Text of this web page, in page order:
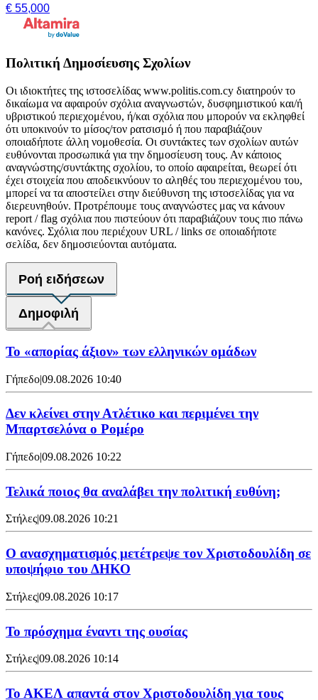
€ 55,000
Πολιτική Δημοσίευσης Σχολίων
Οι ιδιοκτήτες της ιστοσελίδας www.politis.com.cy διατηρούν το
δικαίωμα να αφαιρούν σχόλια αναγνωστών, δυσφημιστικού και/ή
υβριστικού περιεχομένου, ή/και σχόλια που μπορούν να εκληφθεί
ότι υποκινούν το μίσος/τον ρατσισμό ή που παραβιάζουν
οποιαδήποτε άλλη νομοθεσία. Οι συντάκτες των σχολίων αυτών
ευθύνονται προσωπικά για την δημοσίευση τους. Αν κάποιος
αναγνώστης/συντάκτης σχολίου, το οποίο αφαιρείται, θεωρεί ότι
έχει στοιχεία που αποδεικνύουν το αληθές του περιεχομένου του,
μπορεί να τα αποστείλει στην διεύθυνση της ιστοσελίδας για να
διερευνηθούν. Προτρέπουμε τους αναγνώστες μας να κάνουν
report / flag σχόλια που πιστεύουν ότι παραβιάζουν τους πιο πάνω
κανόνες. Σχόλια που περιέχουν URL / links σε οποιαδήποτε
σελίδα, δεν δημοσιεύονται αυτόματα.
Ροή ειδήσεων
Δημοφιλή
Το «απορίας άξιον» των ελληνικών ομάδων
Γήπεδο|09.08.2026 10:40
Δεν κλείνει στην Ατλέτικο και περιμένει την
Μπαρτσελόνα ο Ρομέρο
Γήπεδο|09.08.2026 10:22
Τελικά ποιος θα αναλάβει την πολιτική ευθύνη;
Στήλες|09.08.2026 10:21
Ο ανασχηματισμός μετέτρεψε τον Χριστοδουλίδη σε
υποψήφιο του ΔΗΚΟ
Στήλες|09.08.2026 10:17
Το πρόσχημα έναντι της ουσίας
Στήλες|09.08.2026 10:14
Το ΑΚΕΛ απαντά στον Χριστοδουλίδη για τους